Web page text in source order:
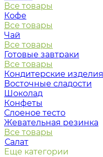
Все товары
Кофе
Все товары
Чай
Все товары
Готовые завтраки
Все товары
Кондитерские изделия
Восточные сладости
Шоколад
Конфеты
Слоеное тесто
Жевательная резинка
Все товары
Салат
Еще категории